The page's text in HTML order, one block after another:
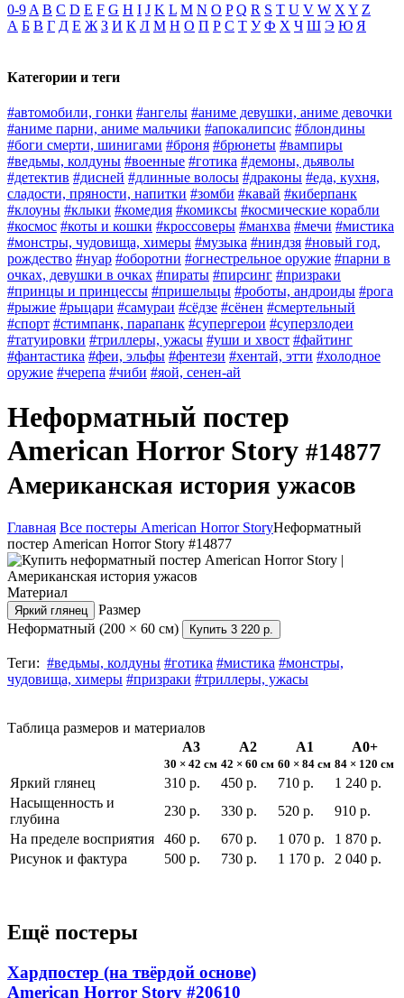
0-9 A B C D E F G H I J K L M N O P Q R S T U V W X Y Z
А Б В Г Д Е Ж З И К Л М Н О П Р С Т У Ф Х Ч Ш Э Ю Я
Категории и теги
#автомобили, гонки #ангелы #аниме девушки, аниме девочки
#аниме парни, аниме мальчики #апокалипсис #блондины
#боги смерти, шинигами #броня #брюнеты #вампиры
#ведьмы, колдуны #военные #готика #демоны, дьяволы
#детектив #дисней #длинные волосы #драконы #еда, кухня,
сладости, пряности, напитки #зомби #кавай #киберпанк
#клоуны #клыки #комедия #комиксы #космические корабли
#космос #коты и кошки #кроссоверы #манхва #мечи #мистика
#монстры, чудовища, химеры #музыка #ниндзя #новый год,
рождество #нуар #оборотни #огнестрельное оружие #парни в
очках, девушки в очках #пираты #пирсинг #призраки
#принцы и принцессы #пришельцы #роботы, андроиды #рога
#рыжие #рыцари #самураи #сёдзе #сёнен #смертельный
#спорт #стимпанк, парапанк #супергерои #суперзлодеи
#татуировки #триллеры, ужасы #уши и хвост #файтинг
#фантастика #феи, эльфы #фентези #хентай, этти #холодное
оружие #черепа #чиби #яой, сенен-ай
Неформатный постер
American Horror Story #14877
Американская история ужасов
Главная Все постеры American Horror StoryНеформатный
постер American Horror Story #14877
Материал
Яркий глянец
Размер
Неформатный (200 × 60 см)
Купить 3 220 р.
Теги: #ведьмы, колдуны #готика #мистика #монстры,
чудовища, химеры #призраки #триллеры, ужасы
Таблица размеров и материалов
А3
30 × 42 см
А2
42 × 60 см
А1
60 × 84 см
А0+
84 × 120 см
Яркий глянец 310 р. 450 р. 710 р.
1 240 р.
Насыщенность и
глубина
230 р. 330 р. 520 р.
910 р.
На пределе восприятия
460 р. 670 р. 1 070 р.
1 870 р.
Рисунок и фактура
500 р. 730 р. 1 170 р. 2 040 р.
Ещё постеры
Хардпостер (на твёрдой основе)
American Horror Story #20610